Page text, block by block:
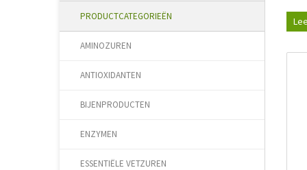
PRODUCTCATEGORIEËN
AMINOZUREN
ANTIOXIDANTEN
BIJENPRODUCTEN
ENZYMEN
ESSENTIËLE VETZUREN